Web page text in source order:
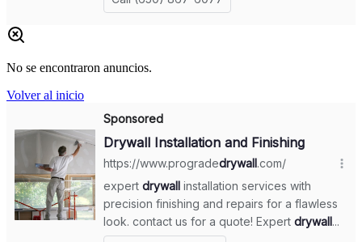
No se encontraron anuncios.
Volver al inicio